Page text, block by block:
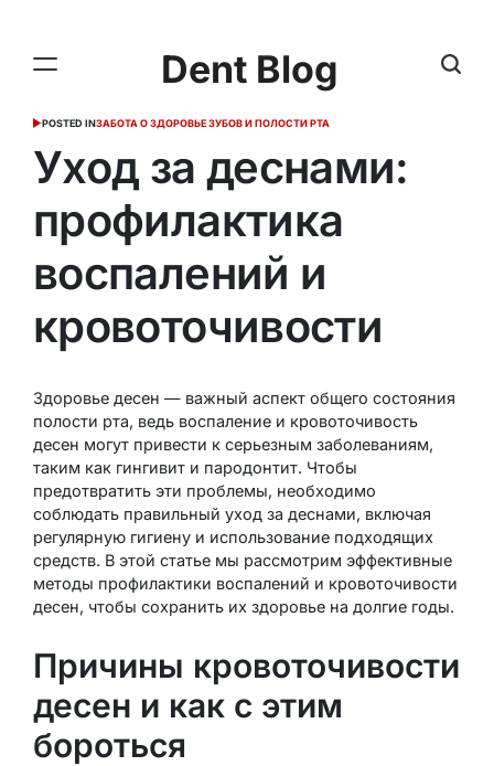
Dent Blog
POSTED INЗАБОТА О ЗДОРОВЬЕ ЗУБОВ И ПОЛОСТИ РТА
Уход за деснами:
профилактика
воспалений и
кровоточивости
Здоровье десен — важный аспект общего состояния
полости рта, ведь воспаление и кровоточивость
десен могут привести к серьезным заболеваниям,
таким как гингивит и пародонтит. Чтобы
предотвратить эти проблемы, необходимо
соблюдать правильный уход за деснами, включая
регулярную гигиену и использование подходящих
средств. В этой статье мы рассмотрим эффективные
методы профилактики воспалений и кровоточивости
десен, чтобы сохранить их здоровье на долгие годы.
Причины кровоточивости
десен и как с этим
бороться